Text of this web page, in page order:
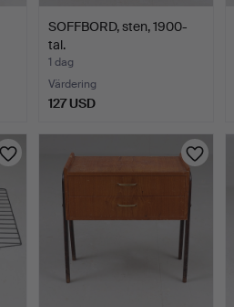
SOFFBORD, sten, 1900-
tal.
1 dag
Värdering
127 USD